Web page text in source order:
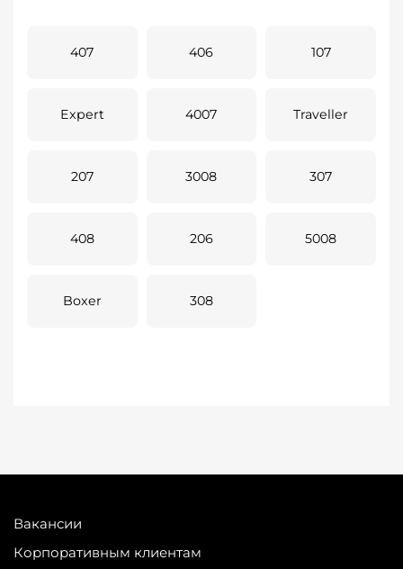
407 406 107
Expert 4007 Traveller
207 3008 307
408 206 5008
Boxer 308
Вакансии
Корпоративным клиентам